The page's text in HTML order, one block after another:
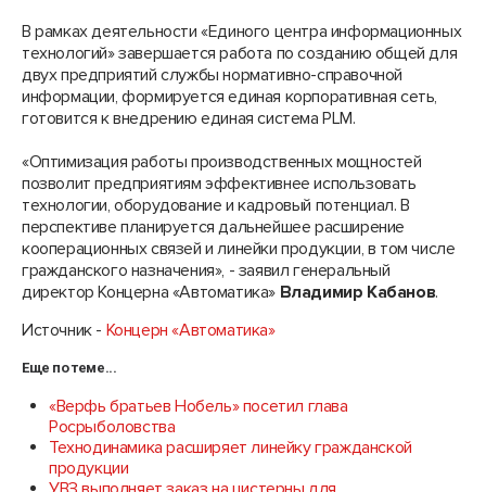
В рамках деятельности «Единого центра информационных
технологий» завершается работа по созданию общей для
двух предприятий службы нормативно-справочной
информации, формируется единая корпоративная сеть,
готовится к внедрению единая система PLM.
«Оптимизация работы производственных мощностей
позволит предприятиям эффективнее использовать
технологии, оборудование и кадровый потенциал. В
перспективе планируется дальнейшее расширение
кооперационных связей и линейки продукции, в том числе
гражданского назначения», - заявил генеральный
директор Концерна «Автоматика» Владимир Кабанов.
Источник - Концерн «Автоматика»
Еще по теме...
«Верфь братьев Нобель» посетил глава
Росрыболовства
Технодинамика расширяет линейку гражданской
продукции